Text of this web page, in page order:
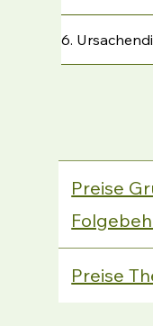
6.
Preise
Preise